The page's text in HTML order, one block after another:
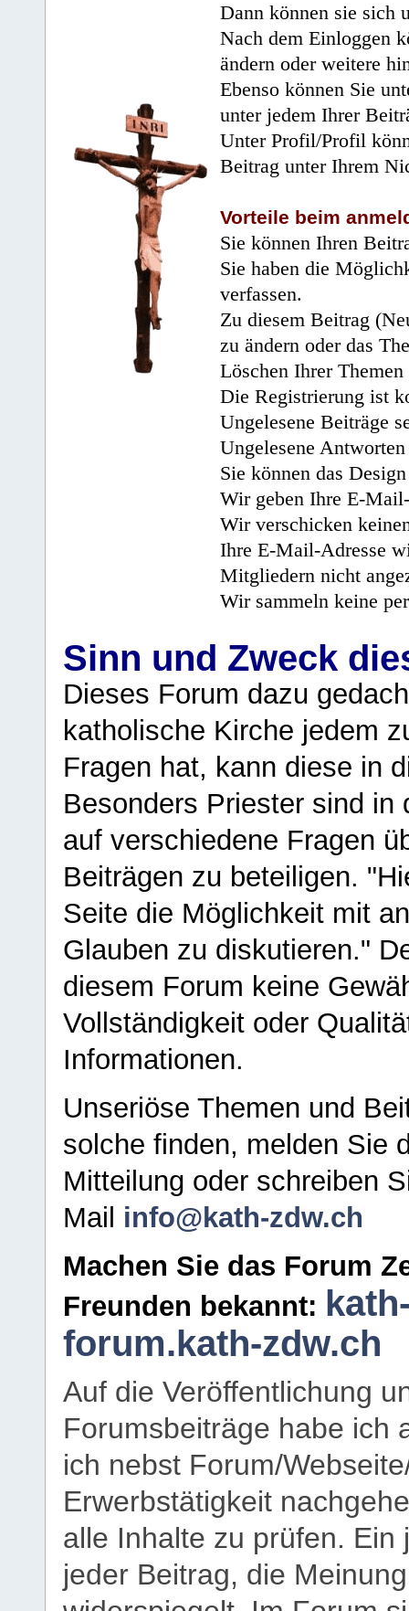
Dann können sie sich
Nach dem Einloggen
ändern oder weitere
Ebenso können Sie
unter jedem Ihrer
Unter Profil/Profil
Beitrag unter Ihrem
Vorteile beim
Sie können Ihren
Sie haben die
verfassen.
Zu diesem Beitrag
zu ändern oder das
Löschen Ihrer
Die Registrierung ist
Ungelesene Beiträge
Ungelesene
Sie können das
Wir geben Ihre E-
Wir verschicken
Ihre E-Mail-Adresse
Mitgliedern nicht
Wir sammeln keine
Sinn und Zweck
Dieses Forum dazu
katholische Kirche jedem
Fragen hat, kann diese in
Besonders Priester sind in
auf verschiedene Fragen
Beiträgen zu beteiligen.
Seite die Möglichkeit mit
Glauben zu diskutieren."
diesem Forum keine
Vollständigkeit oder
Informationen.
Unseriöse Themen und
solche finden, melden Sie
Mitteilung oder schreiben
Mail info@kath-zdw.ch
Machen Sie das Forum
Freunden bekannt:
forum.kath-zdw.ch
Auf die Veröffentlichung
Forumsbeiträge habe ich
ich nebst Forum/
Erwerbstätigkeit
alle Inhalte zu prüfen.
jeder Beitrag, die